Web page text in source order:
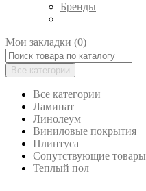
Бренды
Мои закладки (0)
Все категории
Все категории
Ламинат
Линолеум
Виниловые покрытия
Плинтуса
Сопутствующие товары
Теплый пол